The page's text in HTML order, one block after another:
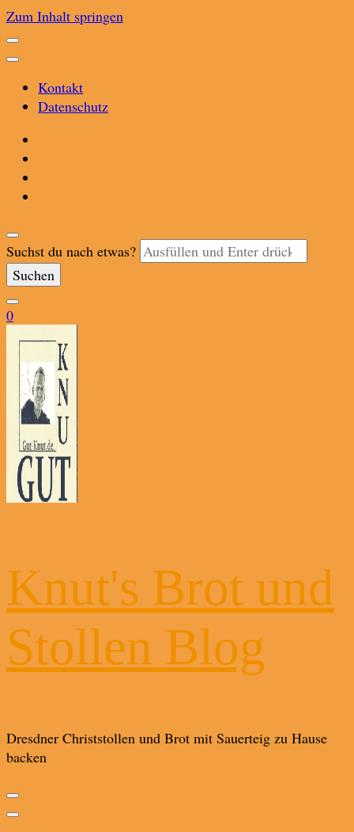
Zum Inhalt springen
Kontakt
Datenschutz
Suchst du nach etwas?
0
Knut's Brot und
Stollen Blog
Dresdner Christstollen und Brot mit Sauerteig zu Hause
backen